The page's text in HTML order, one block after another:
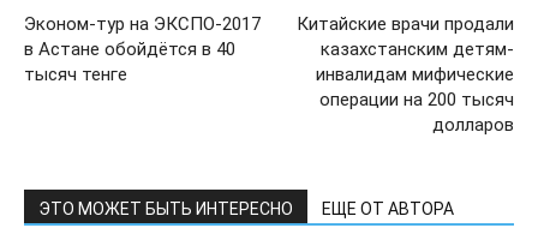
Эконом-тур на ЭКСПО-2017
в Астане обойдётся в 40
тысяч тенге
Китайские врачи продали
казахстанским детям-
инвалидам мифические
операции на 200 тысяч
долларов
ЭТО МОЖЕТ БЫТЬ ИНТЕРЕСНО ЕЩЕ ОТ АВТОРА